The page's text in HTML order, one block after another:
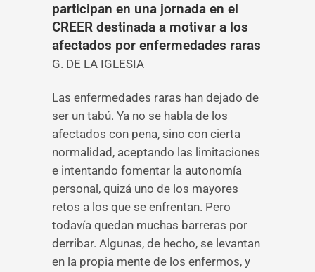
participan en una jornada en el
CREER destinada a motivar a los
afectados por enfermedades raras
G. DE LA IGLESIA
Las enfermedades raras han dejado de
ser un tabú. Ya no se habla de los
afectados con pena, sino con cierta
normalidad, aceptando las limitaciones
e intentando fomentar la autonomía
personal, quizá uno de los mayores
retos a los que se enfrentan. Pero
todavía quedan muchas barreras por
derribar. Algunas, de hecho, se levantan
en la propia mente de los enfermos, y